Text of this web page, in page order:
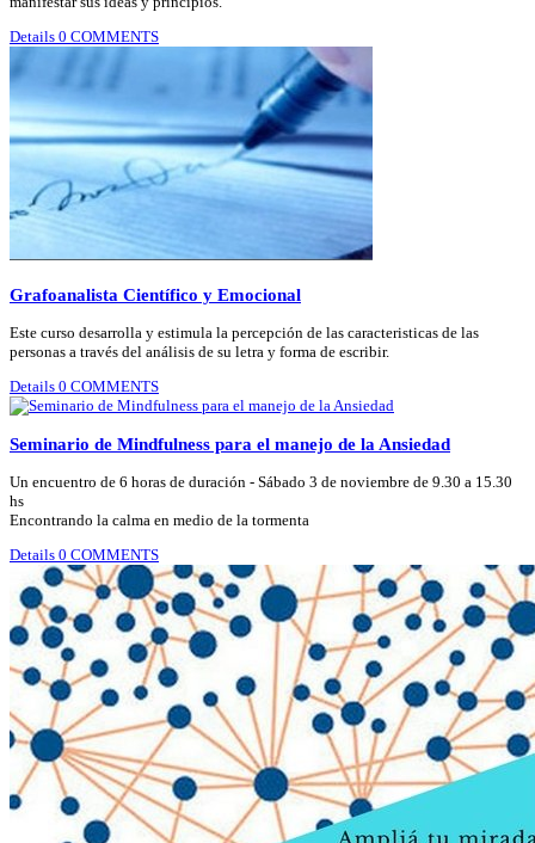
Details 0 COMMENTS
Grafoanalista Científico y Emocional
Este curso desarrolla y estimula la percepción de las caracteristicas de las
personas a través del análisis de su letra y forma de escribir.
Details 0 COMMENTS
Seminario de Mindfulness para el manejo de la Ansiedad
Un encuentro de 6 horas de duración - Sábado 3 de noviembre de 9.30 a 15.30
hs
Encontrando la calma en medio de la tormenta
Details 0 COMMENTS